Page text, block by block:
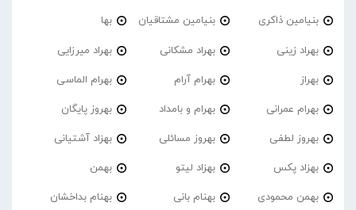
بنیامین ذاکری بنیامین مشتاقیان بها
بهراد زینی بهراد مشکانی بهراد میرزایی
بهراز بهرام آرام بهرام الماسی
بهرام عمرانی بهرام و بامداد بهروز پایگان
بهروز لطفی بهروز مسائلی بهزاد آشتیانی
بهزاد پکس بهزاد لیتو بهمن
بهمن محمودی بهنام بانی بهنام بداخشان